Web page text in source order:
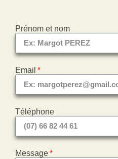
Prénom et nom
Email
Téléphone
Message